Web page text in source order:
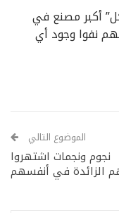
أكبر مصنع في
نفوا وجود أي
الموضوع التالي
نجوم ونجمات اشتهروا
الزائدة في أنفسهم